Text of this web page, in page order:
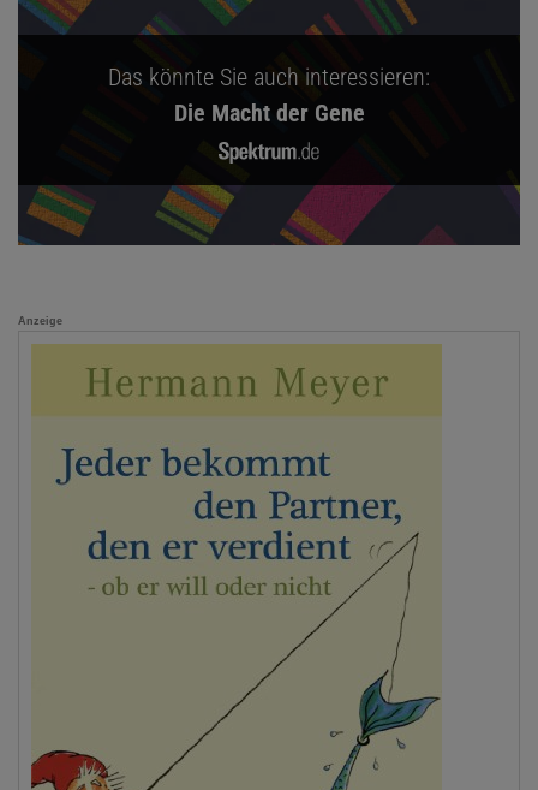
Das könnte Sie auch interessieren:
Die Macht der Gene
Anzeige